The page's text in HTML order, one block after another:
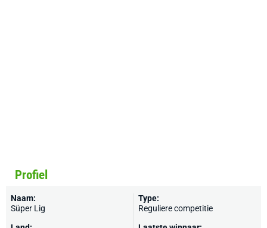
Profiel
Naam:
Süper Lig
Type:
Reguliere competitie